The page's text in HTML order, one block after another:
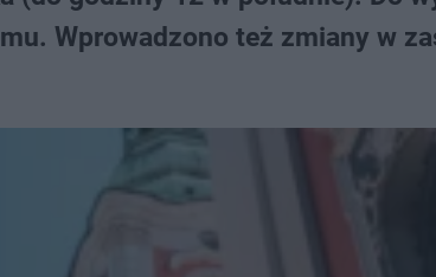
Wprowadzono też zmiany w